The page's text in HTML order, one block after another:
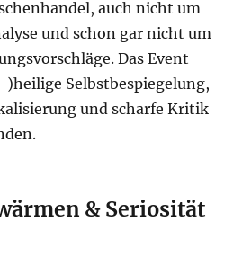
auch nicht um
und schon gar nicht um
Das Event
Selbstbespiegelung,
und scharfe Kritik
& Seriosität